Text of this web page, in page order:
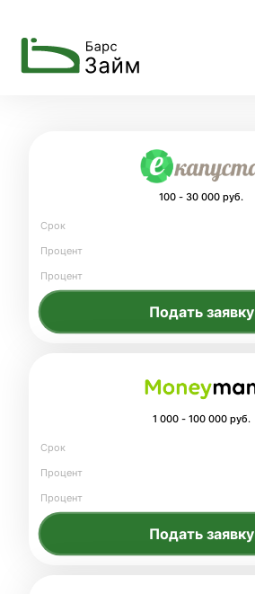
100 - 30 000 руб.
Срок
Процент
Процент
Подать заявку
1 000 - 100 000 руб.
Срок
Процент
Процент
Подать заявку